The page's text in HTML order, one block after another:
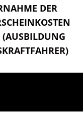
DER
(AUSBILDUNG